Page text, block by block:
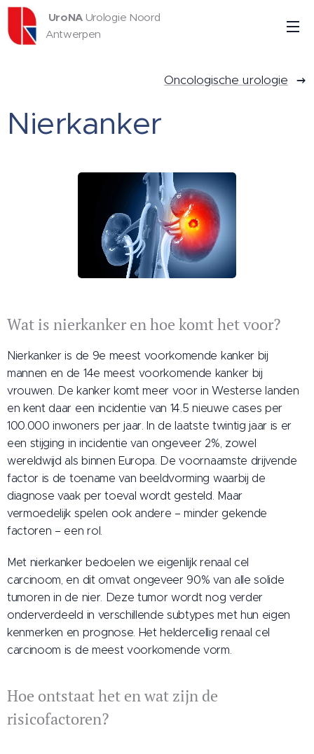
UroNA Urologie Noord
Antwerpen
Oncologische urologie
Nierkanker
Wat is nierkanker en hoe komt het voor?
Nierkanker is de 9e meest voorkomende kanker bij
mannen en de 14e meest voorkomende kanker bij
vrouwen. De kanker komt meer voor in Westerse landen
en kent daar een incidentie van 14.5 nieuwe cases per
100.000 inwoners per jaar. In de laatste twintig jaar is er
een stijging in incidentie van ongeveer 2%, zowel
wereldwijd als binnen Europa. De voornaamste drijvende
factor is de toename van beeldvorming waarbij de
diagnose vaak per toeval wordt gesteld. Maar
vermoedelijk spelen ook andere – minder gekende
factoren – een rol.
Met nierkanker bedoelen we eigenlijk renaal cel
carcinoom, en dit omvat ongeveer 90% van alle solide
tumoren in de nier. Deze tumor wordt nog verder
onderverdeeld in verschillende subtypes met hun eigen
kenmerken en prognose. Het heldercellig renaal cel
carcinoom is de meest voorkomende vorm.
Hoe ontstaat het en wat zijn de
risicofactoren?